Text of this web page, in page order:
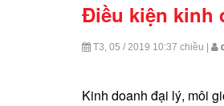
Điều kiện kinh
T3, 05 / 2019 10:37 chiều
Kinh doanh đại lý, môi